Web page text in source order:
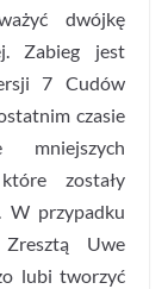
dwójkę
Zabieg jest
7 Cudów
czasie
zostały
W przypadku
Uwe
lubi tworzyć